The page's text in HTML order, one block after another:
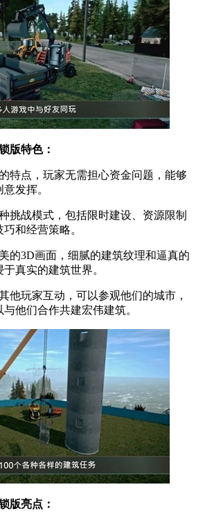
版特色：
特点，玩家无需担心资金问题，能够
发挥。
挑战模式，包括限时建设、资源限制
和经营策略。
的3D画面，细腻的建筑纹理和逼真的
真实的建筑世界。
他玩家互动，可以参观他们的城市，
他们合作共建宏伟建筑。
版亮点：